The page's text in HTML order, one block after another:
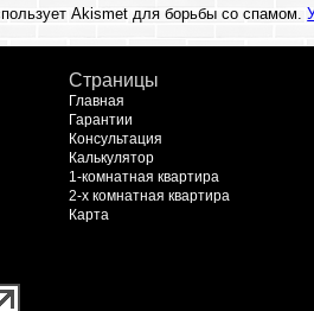
Akismet для борьбы со спамом.
Страницы
Главная
Гарантии
Консультация
Калькулятор
1-комнатная квартира
2-х комнатная квартира
Карта